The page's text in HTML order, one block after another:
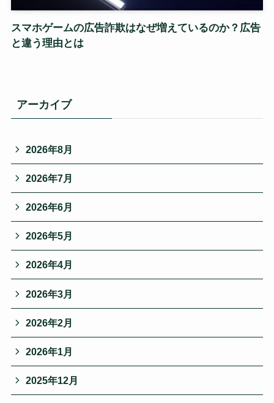
スマホゲームの広告詐欺はなぜ増えているのか？広告
と違う理由とは
アーカイブ
2026年8月
2026年7月
2026年6月
2026年5月
2026年4月
2026年3月
2026年2月
2026年1月
2025年12月